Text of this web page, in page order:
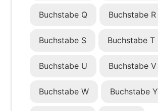
Buchstabe Q Buchstabe R
Buchstabe S Buchstabe T
Buchstabe U Buchstabe V
Buchstabe W Buchstabe Y